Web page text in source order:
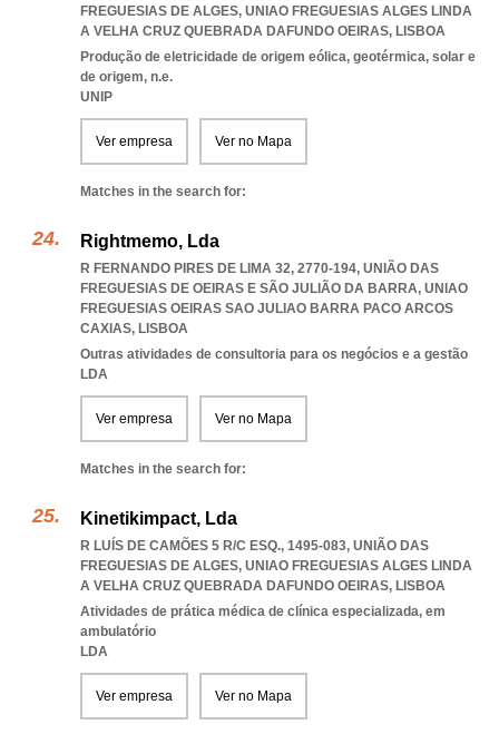
FREGUESIAS DE ALGES, UNIAO FREGUESIAS ALGES LINDA
A VELHA CRUZ QUEBRADA DAFUNDO OEIRAS, LISBOA
Produção de eletricidade de origem eólica, geotérmica, solar e
de origem, n.e.
UNIP
Ver empresa Ver no Mapa
Matches in the search for:
Rightmemo, Lda
R FERNANDO PIRES DE LIMA 32, 2770-194, UNIÃO DAS
FREGUESIAS DE OEIRAS E SÃO JULIÃO DA BARRA, UNIAO
FREGUESIAS OEIRAS SAO JULIAO BARRA PACO ARCOS
CAXIAS, LISBOA
Outras atividades de consultoria para os negócios e a gestão
LDA
Ver empresa Ver no Mapa
Matches in the search for:
Kinetikimpact, Lda
R LUÍS DE CAMÕES 5 R/C ESQ., 1495-083, UNIÃO DAS
FREGUESIAS DE ALGES, UNIAO FREGUESIAS ALGES LINDA
A VELHA CRUZ QUEBRADA DAFUNDO OEIRAS, LISBOA
Atividades de prática médica de clínica especializada, em
ambulatório
LDA
Ver empresa Ver no Mapa